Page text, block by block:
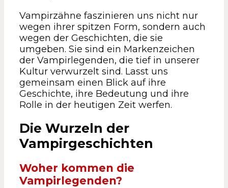
Vampirzähne faszinieren uns nicht nur
wegen ihrer spitzen Form, sondern auch
wegen der Geschichten, die sie
umgeben. Sie sind ein Markenzeichen
der Vampirlegenden, die tief in unserer
Kultur verwurzelt sind. Lasst uns
gemeinsam einen Blick auf ihre
Geschichte, ihre Bedeutung und ihre
Rolle in der heutigen Zeit werfen.
Die Wurzeln der
Vampirgeschichten
Woher kommen die
Vampirlegenden?